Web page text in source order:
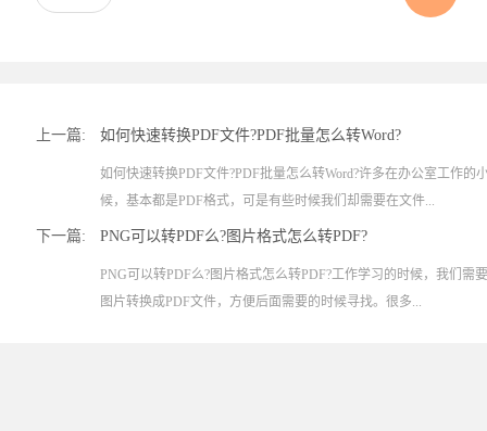
上一篇: 如何快速转换PDF文件?PDF批量怎么转Word?
如何快速转换PDF文件?PDF批量怎么转Word?许多在办公室工作的
候，基本都是PDF格式，可是有些时候我们却需要在文件...
下一篇: PNG可以转PDF么?图片格式怎么转PDF?
PNG可以转PDF么?图片格式怎么转PDF?工作学习的时候，我们需
图片转换成PDF文件，方便后面需要的时候寻找。很多...